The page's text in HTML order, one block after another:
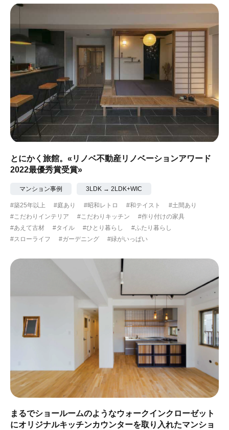
とにかく旅館。«リノベ不動産リノベーションアワード
2022最優秀賞受賞»
マンション事例 3LDK → 2LDK+WIC
#築25年以上 #庭あり #昭和レトロ #和テイスト
#土間あり
#こだわりインテリア
#こだわりキッチン
#作り付けの家具
#あえて古材
#タイル #ひとり暮らし
#ふたり暮らし
#スローライフ
#ガーデニング #緑がいっぱい
まるでショールームのようなウォークインクローゼット
にオリジナルキッチンカウンターを取り入れたマンショ